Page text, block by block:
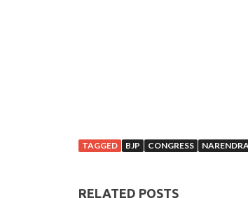
TAGGED BJP CONGRESS
RELATED POSTS